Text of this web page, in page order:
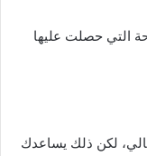
التي حصلت عليها
لكن ذلك يساعدك